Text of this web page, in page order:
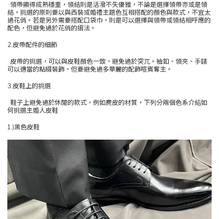
領帶顯得成熟穩重，領結則是活潑不失優雅，不論是選擇領帶亦或是領
結，挑選的原則要以與西裝或婚禮主題色互相搭配的顏色與款式，不宜太
過花俏。若是另外需要搭配口袋巾，則是可以選擇與領帶或領結相呼應的
配色，但避免過於花俏的摺法。
2.皮帶配件的細節
皮帶的挑選，可以與皮鞋顏色一致，避免過於突兀。袖釦、領夾、手錶
可以適當的點綴裝飾，但要避免過多華麗的配飾喧賓奪主。
3.皮鞋上的挑選
鞋子上避免過於休閒的款式，例如麂皮的材質，下列分兩個色系介紹如
何挑選主婚人皮鞋
黑色皮鞋